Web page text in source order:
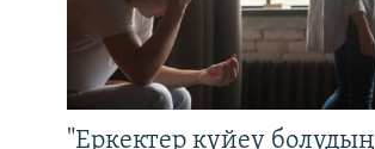
"Еркектер күйеу болудың